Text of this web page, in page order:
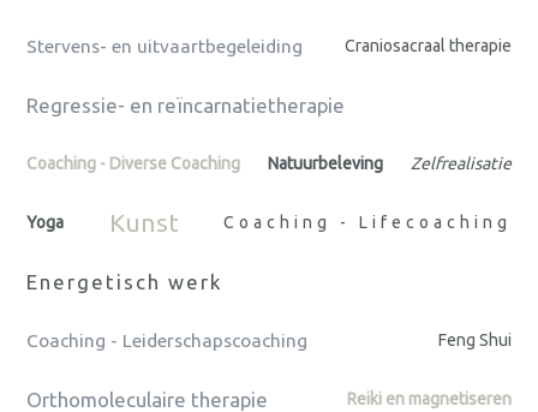
Stervens- en uitvaartbegeleiding Craniosacraal therapie
Regressie- en reïncarnatietherapie
Coaching - Diverse Coaching Natuurbeleving Zelfrealisatie
Yoga Kunst Coaching - Lifecoaching
Energetisch werk
Coaching - Leiderschapscoaching Feng Shui
Orthomoleculaire therapie Reiki en magnetiseren